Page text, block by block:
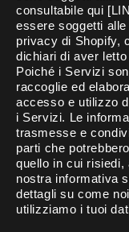
consultabile qui
essere soggetti
privacy di Shopify,
dichiari di aver
Poiché i Servizi
raccoglie ed
accesso e utilizzo
i Servizi. Le
trasmesse e
parti che
quello in cui
nostra informativa
dettagli su come
utilizziamo i tuoi